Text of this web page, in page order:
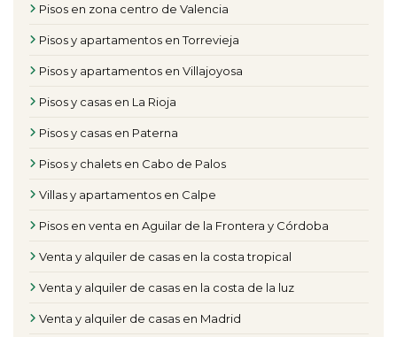
Pisos en zona centro de Valencia
Pisos y apartamentos en Torrevieja
Pisos y apartamentos en Villajoyosa
Pisos y casas en La Rioja
Pisos y casas en Paterna
Pisos y chalets en Cabo de Palos
Villas y apartamentos en Calpe
Pisos en venta en Aguilar de la Frontera y Córdoba
Venta y alquiler de casas en la costa tropical
Venta y alquiler de casas en la costa de la luz
Venta y alquiler de casas en Madrid